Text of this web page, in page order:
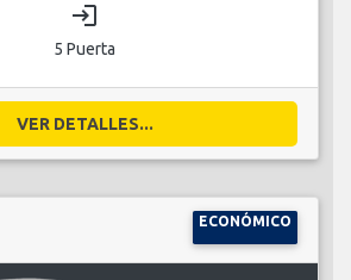
login
5 Puerta
VER DETALLES...
ECONÓMICO